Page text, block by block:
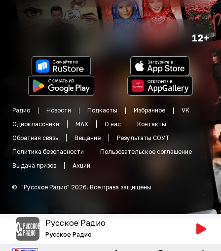
12+
Радио Новости Подкасты Избранное
VK
Одноклассники
MAX О нас
Контакты
Обратная связь
Вещание
Результаты СОУТ
Политика безопасности
Пользовательское соглашение
Выдача призов
Акции
© "Русское Радио" 2026. Все права защищены
Русское Радио
Русское Радио